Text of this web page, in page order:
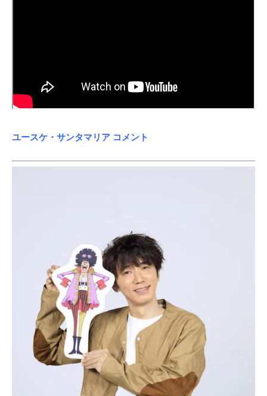
ユースケ・サンタマリア コメント